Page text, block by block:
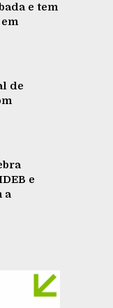
e tem
de
e
a